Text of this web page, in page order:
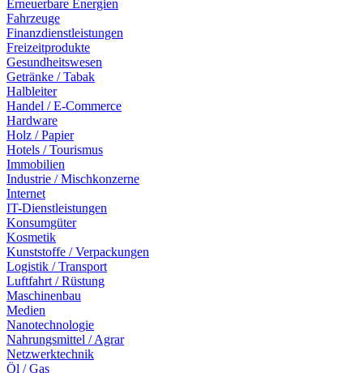
Erneuerbare Energien
Fahrzeuge
Finanzdienstleistungen
Freizeitprodukte
Gesundheitswesen
Getränke / Tabak
Halbleiter
Handel / E-Commerce
Hardware
Holz / Papier
Hotels / Tourismus
Immobilien
Industrie / Mischkonzerne
Internet
IT-Dienstleistungen
Konsumgüter
Kosmetik
Kunststoffe / Verpackungen
Logistik / Transport
Luftfahrt / Rüstung
Maschinenbau
Medien
Nanotechnologie
Nahrungsmittel / Agrar
Netzwerktechnik
Öl / Gas